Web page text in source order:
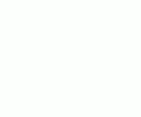
года «О
и
к нему на
приказа МВД